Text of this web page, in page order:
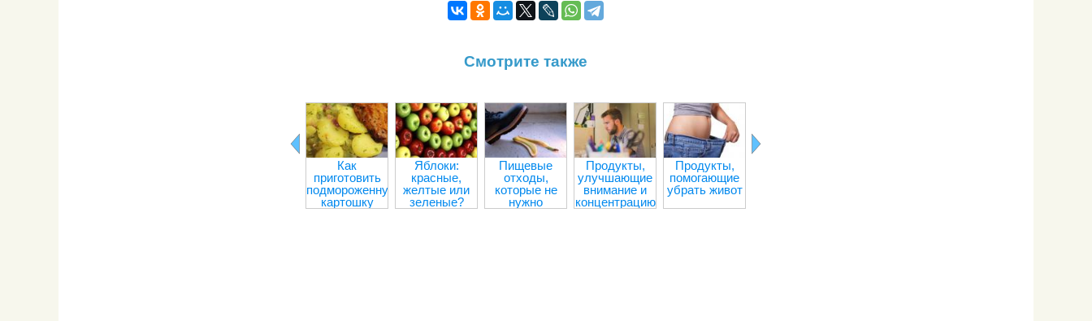
Смотрите также
Как
приготовить
подмороженную
картошку
Яблоки:
красные,
желтые или
зеленые?
Пищевые
отходы,
которые не
нужно
Продукты,
улучшающие
внимание и
концентрацию
Продукты,
помогающие
убрать живот